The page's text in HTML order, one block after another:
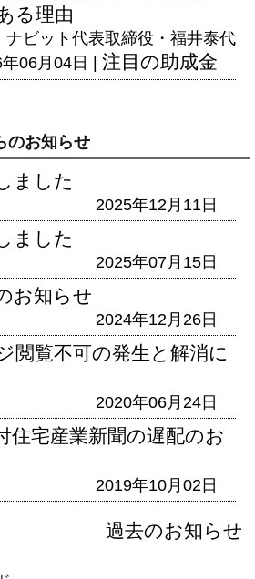
る理由
ナビット代表取締役・福井泰代
06月04日 | 注目の助成金
のお知らせ
ました
2025年12月11日
ました
2025年07月15日
お知らせ
2024年12月26日
閲覧不可の発生と解消に
2020年06月24日
住宅産業新聞の遅配のお
2019年10月02日
過去のお知らせ